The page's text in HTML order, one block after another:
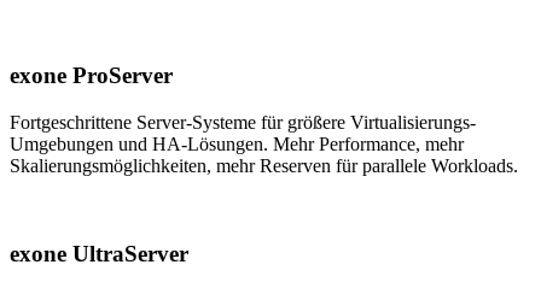
exone ProServer
Fortgeschrittene Server-Systeme für größere Virtualisierungs-
Umgebungen und HA-Lösungen. Mehr Performance, mehr
Skalierungsmöglichkeiten, mehr Reserven für parallele Workloads.
exone UltraServer